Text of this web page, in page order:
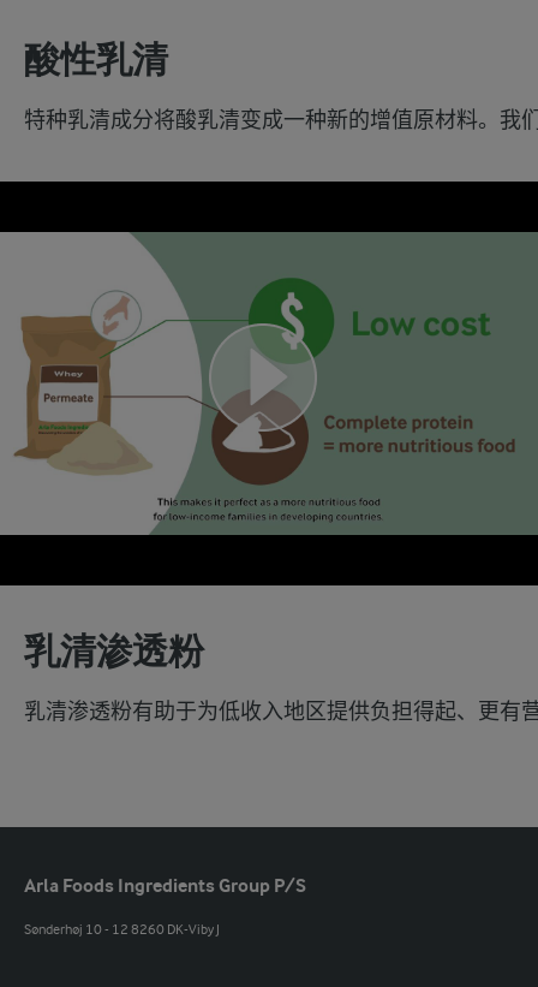
酸性乳清
特种乳清成分将酸乳清变成一种新的增值原材料。
乳清渗透粉
乳清渗透粉有助于为低收入地区提供负担得起、更有
Arla Foods Ingredients Group P/S
Sønderhøj 10 - 12 8260 DK-Viby J